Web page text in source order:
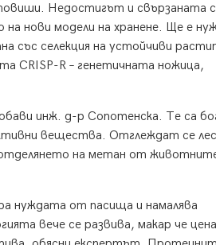
Недостигът и свързаната
нови модели на хранене. Ще е
със селекция на устойчиви
CRISP-R – генетичната ножица,
инж. д-р Сопотенска. Те са
вещества. Отглеждат се
отделянето на метан от
нуждата от пасища и намалява
вече се развива, макар че